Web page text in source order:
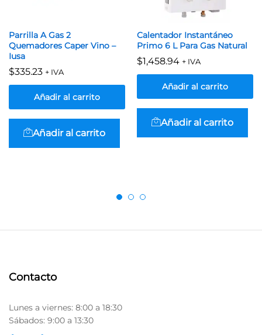
Parrilla A Gas 2
Quemadores Caper Vino –
Iusa
$335.23 + IVA
Añadir al carrito
Añadir al carrito
Calentador Instantáneo
Primo 6 L Para Gas Natural
$1,458.94 + IVA
Añadir al carrito
Añadir al carrito
Contacto
Lunes a viernes: 8:00 a 18:30
Sábados: 9:00 a 13:30